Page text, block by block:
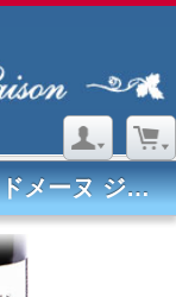
フィサン ラ・プラス 赤2020 ドメーヌ ジャン・タルディ